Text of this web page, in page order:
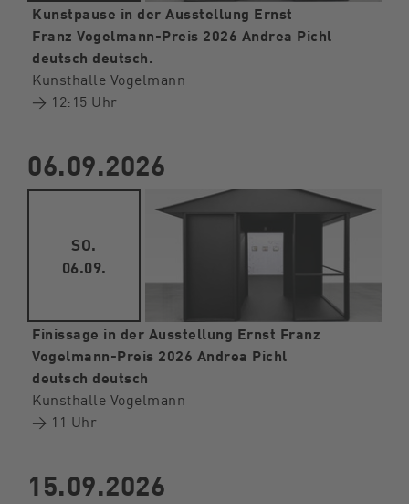
Kunstpause in der Ausstellung Ernst
Franz Vogelmann-Preis 2026 Andrea Pichl
deutsch deutsch.
Kunsthalle Vogelmann
→ 12:15 Uhr
06.09.2026
SO.
06.09.
Finissage in der Ausstellung Ernst Franz
Vogelmann-Preis 2026 Andrea Pichl
deutsch deutsch
Kunsthalle Vogelmann
→ 11 Uhr
15.09.2026